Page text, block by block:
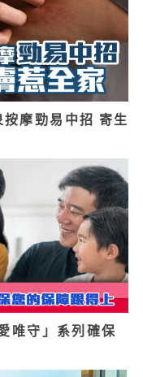
摩勁易中招 寄生
唯守」系列確保